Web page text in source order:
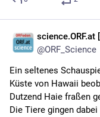
science.ORF.at
@ORF_Science
Ein seltenes
Küste von Hawaii
Dutzend Haie fraßen
Die Tiere gingen